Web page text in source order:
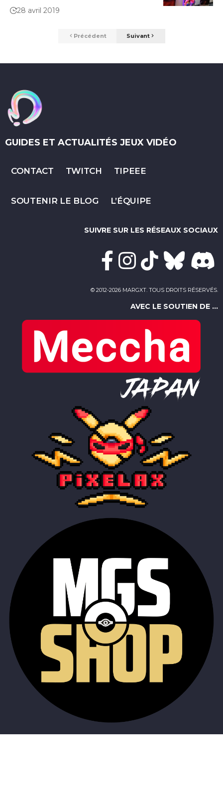
28 avril 2019
Précédent Suivant
GUIDES ET ACTUALITÉS JEUX VIDÉO
CONTACT TWITCH TIPEEE
SOUTENIR LE BLOG L’ÉQUIPE
SUIVRE SUR LES RÉSEAUX SOCIAUX
© 2012-2026 MARGXT. TOUS DROITS RÉSERVÉS.
AVEC LE SOUTIEN DE ...